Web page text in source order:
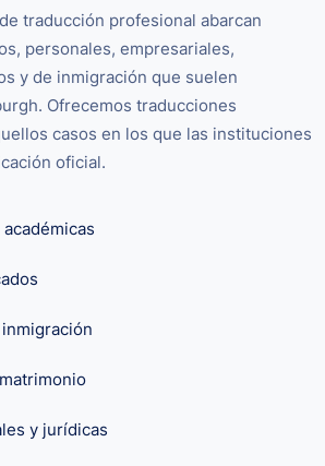
traducción profesional abarcan
personales, empresariales,
y de inmigración que suelen
Ofrecemos traducciones
casos en los que las instituciones
oficial.
y jurídicas